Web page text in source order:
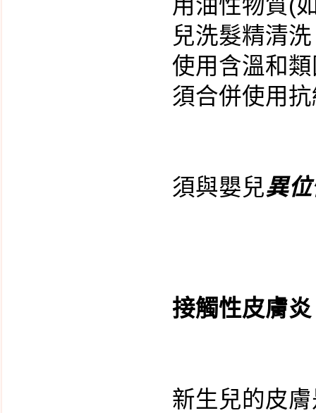
用油性物質(
兒洗髮精清
使用含溫和
須合併使用
須與嬰兒異
接觸性皮膚炎
新生兒的皮